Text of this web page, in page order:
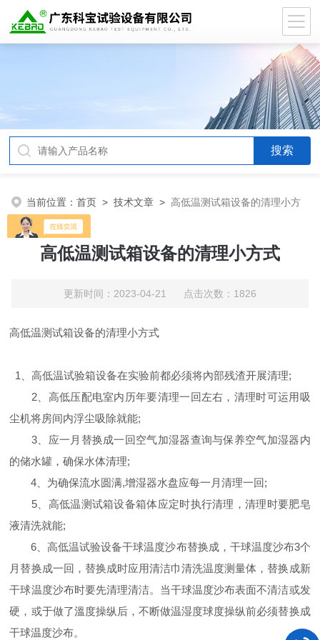
当前位置：首页 >技术文章 > 高低温测试箱设备的清理小方
式
高低温测试箱设备的清理小方式
更新时间：2023-04-21 点击次数：1826
高低温测试箱设备的清理小方式
1、高低温试验箱设备在实验前都必须将內部残渣开展清理;
2、高低压配电室内历年要清理一回左右，清理时可运用吸
尘机将房间内浮尘吸除就能;
3、应一月替换成一回空气加湿器查询与保养空气加湿器内
的储水罐，确保水体清理;
4、为确保流水圆满,增湿器水盘应每一月清理一回;
5、高低温测试箱设备箱体应定时执行清理，清理时要肥皂
液清洗就能;
6、高低温试验设备干球温度沙布替换成，干球温度沙布3个
月替换成一回，替换成时应用清洁巾清洗温度测量体，替换成新
干球温度沙布时要先清理清洁。当干球温度沙布表面不清洁或发
硬，或于做了溫度操纵后，不断做温湿度球度操纵前必须替换成
干球温度沙布。